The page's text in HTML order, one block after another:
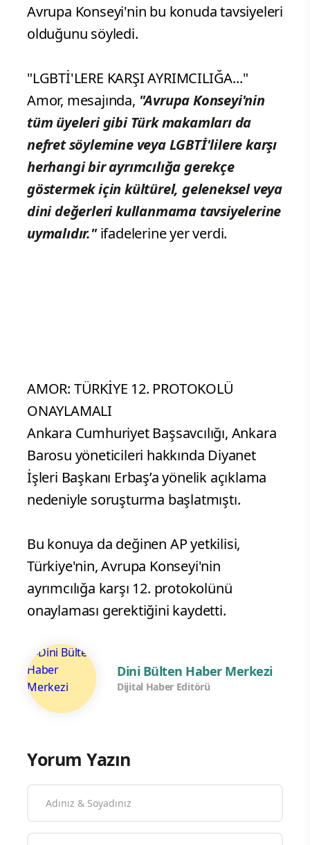
Avrupa Konseyi'nin bu konuda tavsiyeleri
olduğunu söyledi.
"LGBTİ'LERE KARŞI AYRIMCILIĞA..."
Amor, mesajında, "Avrupa Konseyi'nin
tüm üyeleri gibi Türk makamları da
nefret söylemine veya LGBTİ'lilere karşı
herhangi bir ayrımcılığa gerekçe
göstermek için kültürel, geleneksel veya
dini değerleri kullanmama tavsiyelerine
uymalıdır."ifadelerine yer verdi.
AMOR: TÜRKİYE 12. PROTOKOLÜ
ONAYLAMALI
Ankara Cumhuriyet Başsavcılığı, Ankara
Barosu yöneticileri hakkında Diyanet
İşleri Başkanı Erbaş’a yönelik açıklama
nedeniyle soruşturma başlatmıştı.
Bu konuya da değinen AP yetkilisi,
Türkiye'nin, Avrupa Konseyi'nin
ayrımcılığa karşı 12. protokolünü
onaylaması gerektiğini kaydetti.
Dini Bülten Haber Merkezi
Dijital Haber Editörü
Yorum Yazın